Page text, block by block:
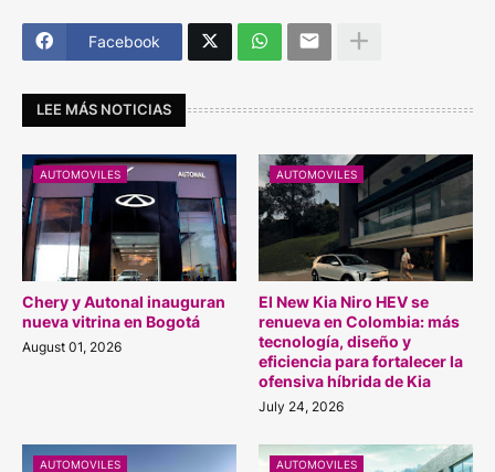
Facebook
LEE MÁS NOTICIAS
AUTOMOVILES
Chery y Autonal inauguran
nueva vitrina en Bogotá
August 01, 2026
AUTOMOVILES
El New Kia Niro HEV se
renueva en Colombia: más
tecnología, diseño y
eficiencia para fortalecer la
ofensiva híbrida de Kia
July 24, 2026
AUTOMOVILES AUTOMOVILES